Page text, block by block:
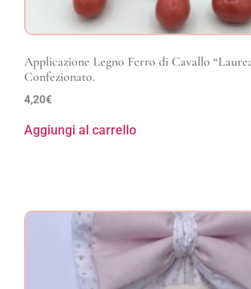
Applicazione Legno Ferro di Cavallo
Confezionato.
4,20€
Aggiungi al carrello